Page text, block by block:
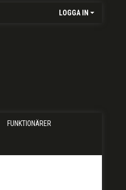
LOGGA IN
FUNKTIONÄRER